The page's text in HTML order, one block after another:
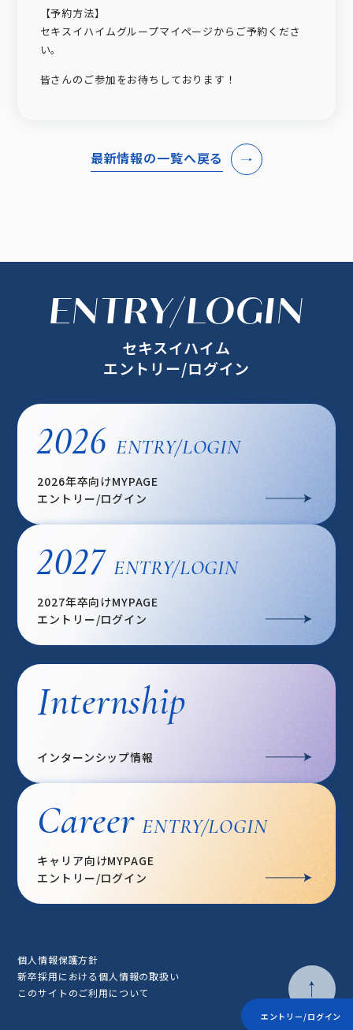
エントリー/ログイン
【予約方法】
セキスイハイムグループマイページからご予約くださ
い。
皆さんのご参加をお待ちしております！
最新情報の一覧へ戻る
ENTRY/LOGIN
セキスイハイム
エントリー/ログイン
2026 ENTRY/LOGIN
2026年卒向けMYPAGE
エントリー/ログイン
2027 ENTRY/LOGIN
2027年卒向けMYPAGE
エントリー/ログイン
Internship
インターンシップ情報
Career ENTRY/LOGIN
キャリア向けMYPAGE
エントリー/ログイン
個人情報保護方針
新卒採用における個人情報の取扱い
このサイトのご利用について